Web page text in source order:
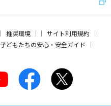
推奨環境
サイト利用規約
子どもたちの安心・安全ガイド